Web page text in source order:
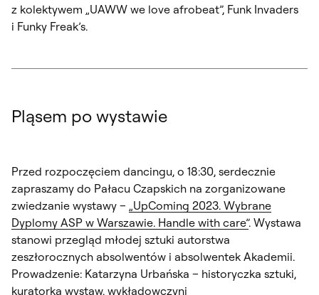
z kolektywem „UAWW we love afrobeat”, Funk Invaders
i Funky Freak’s.
Pląsem po wystawie
Przed rozpoczęciem dancingu, o 18:30, serdecznie
zapraszamy do Pałacu Czapskich na zorganizowane
zwiedzanie wystawy – „UpComing 2023. Wybrane
Dyplomy ASP w Warszawie. Handle with care”. Wystawa
stanowi przegląd młodej sztuki autorstwa
zeszłorocznych absolwentów i absolwentek Akademii.
Prowadzenie: Katarzyna Urbańska – historyczka sztuki,
kuratorka wystaw, wykładowczyni